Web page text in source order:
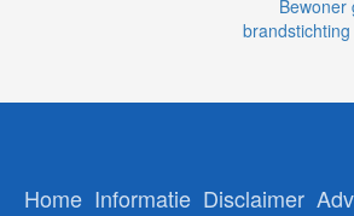
Bewoner
Home Informatie Disclaimer